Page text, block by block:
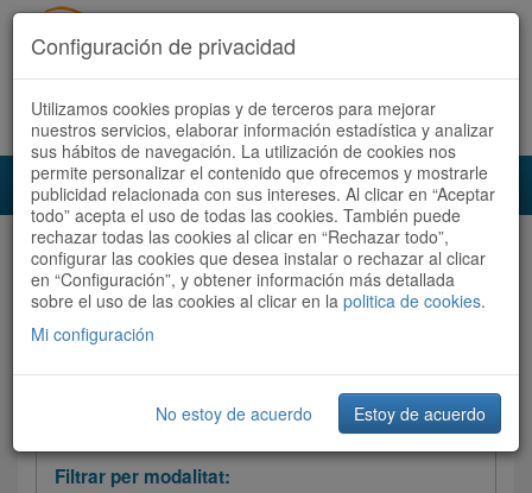
Accedeix Registra't ara Español Català
Audioruta Totes les rutes
Totes les rutes Ordenar per:Més recents/ Dificultat
Filtrar les rutes
Filtrar per modalitat:
Configuración de privacidad
Utilizamos cookies propias y de terceros para mejorar
nuestros servicios, elaborar información estadística y analizar
sus hábitos de navegación. La utilización de cookies nos
permite personalizar el contenido que ofrecemos y mostrarle
publicidad relacionada con sus intereses. Al clicar en “Aceptar
todo” acepta el uso de todas las cookies. También puede
rechazar todas las cookies al clicar en “Rechazar todo”,
configurar las cookies que desea instalar o rechazar al clicar
en “Configuración”, y obtener información más detallada
sobre el uso de las cookies al clicar en la politica de cookies.
Mi configuración
No estoy de acuerdo Estoy de acuerdo